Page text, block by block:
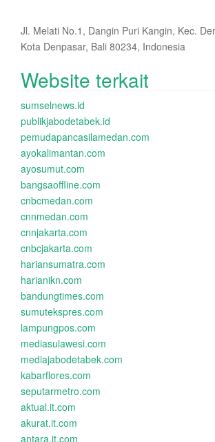
Jl. Melati No.1, Dangin Puri Kangin, Kec.
Kota Denpasar, Bali 80234, Indonesia
Website terkait
sumselnews.id
publikjabodetabek.id
pemudapancasilamedan.com
ayokalimantan.com
ayosumut.com
bangsaoffline.com
cnbcmedan.com
cnnmedan.com
cnnjakarta.com
cnbcjakarta.com
hariansumatra.com
harianikn.com
bandungtimes.com
sumutekspres.com
lampungpos.com
mediasulawesi.com
mediajabodetabek.com
kabarflores.com
seputarmetro.com
aktual.it.com
akurat.it.com
antara.it.com